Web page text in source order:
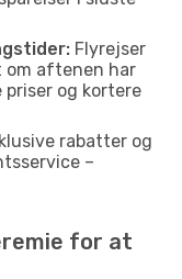
Flyrejser
om aftenen har
og kortere
rabatter og
–
for at